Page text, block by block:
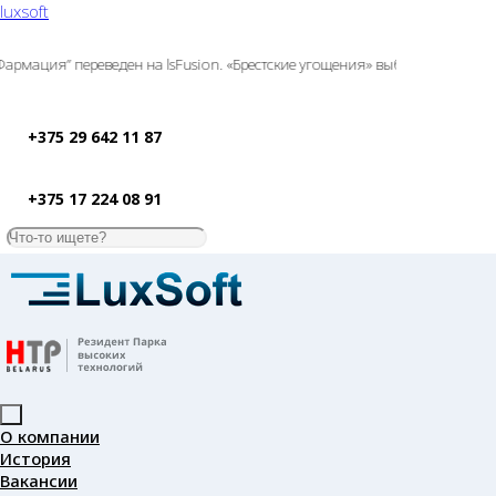
luxsoft
переведен на lsFusion. «Брестские угощения» выбрали lsFusion
+375 29 642 11 87
+375 17 224 08 91
О компании
История
Вакансии